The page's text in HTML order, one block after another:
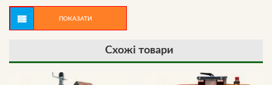
ПОКАЗАТИ
Схожі товари